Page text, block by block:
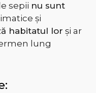
sepii nu sunt
și
habitatul lor și ar
lung